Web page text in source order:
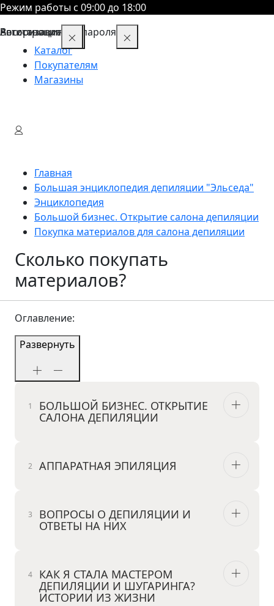
Режим работы с 09:00 до 18:00
Каталог
Покупателям
Магазины
Главная
Большая энциклопедия депиляции "Эльседа"
Энциклопедия
Большой бизнес. Открытие салона депиляции
Покупка материалов для салона депиляции
Сколько покупать
материалов?
Оглавление:
Развернуть
БОЛЬШОЙ БИЗНЕС. ОТКРЫТИЕ
САЛОНА ДЕПИЛЯЦИИ
АППАРАТНАЯ ЭПИЛЯЦИЯ
ВОПРОСЫ О ДЕПИЛЯЦИИ И
ОТВЕТЫ НА НИХ
КАК Я СТАЛА МАСТЕРОМ
ДЕПИЛЯЦИИ И ШУГАРИНГА?
ИСТОРИИ ИЗ ЖИЗНИ
Восстановление пароля
Авторизация
Регистрация